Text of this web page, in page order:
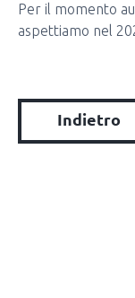
Per il momento
aspettiamo nel
Indietro